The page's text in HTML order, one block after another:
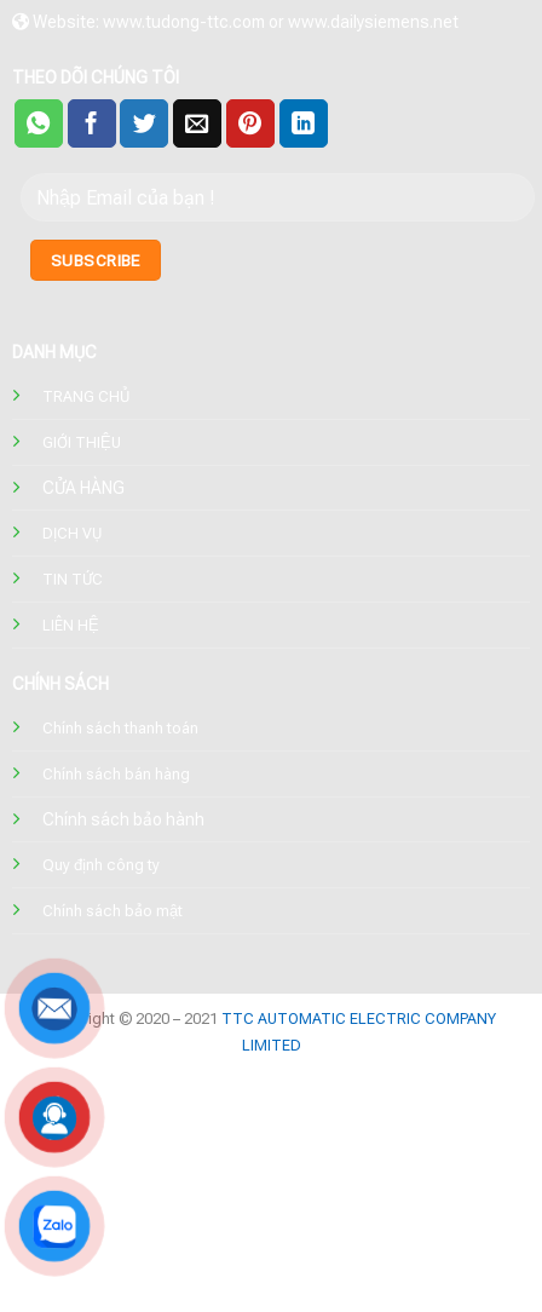
Website: www.tudong-ttc.com or www.dailysiemens.net
THEO DÕI CHÚNG TÔI
DANH MỤC
TRANG CHỦ
GIỚI THIỆU
CỬA HÀNG
DỊCH VỤ
TIN TỨC
LIÊN HỆ
CHÍNH SÁCH
Chính sách thanh toán
Chính sách bán hàng
Chính sách bảo hành
Quy định công ty
Chính sách bảo mật
Copyright © 2020 – 2021 TTC AUTOMATIC ELECTRIC COMPANY
LIMITED